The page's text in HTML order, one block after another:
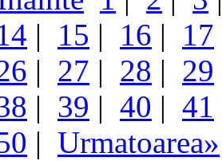
| 15 | 16 | 17
| 27 | 28 | 29
| 39 | 40 | 41
| Urmatoarea»